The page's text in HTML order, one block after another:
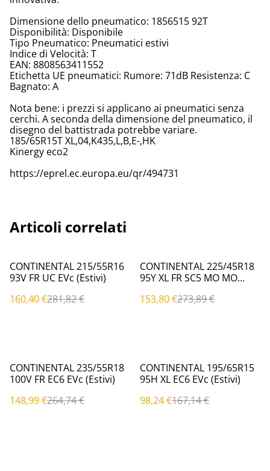
Dimensione dello pneumatico: 1856515 92T
Disponibilità: Disponibile
Tipo Pneumatico: Pneumatici estivi
Indice di Velocità: T
EAN: 8808563411552
Etichetta UE pneumatici: Rumore: 71dB Resistenza: C
Bagnato: A
Nota bene: i prezzi si applicano ai pneumatici senza
cerchi. A seconda della dimensione del pneumatico, il
disegno del battistrada potrebbe variare.
185/65R15T XL,04,K435,L,B,E-,HK
Kinergy eco2
https://eprel.ec.europa.eu/qr/494731
Articoli correlati
%
CONTINENTAL 215/55R16
93V FR UC EVc (Estivi)
160,40 €281,82 €
%
CONTINENTAL 225/45R18
95Y XL FR SC5 MO MO
153,80 €273,89 €
%
CONTINENTAL 235/55R18
100V FR EC6 EVc (Estivi)
148,99 €264,74 €
%
CONTINENTAL 195/65R15
95H XL EC6 EVc (Estivi)
98,24 €167,14 €